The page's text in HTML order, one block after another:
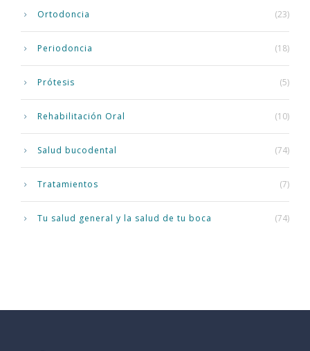
Ortodoncia (23)
Periodoncia (18)
Prótesis (5)
Rehabilitación Oral (10)
Salud bucodental (74)
Tratamientos (7)
Tu salud general y la salud de tu boca (74)